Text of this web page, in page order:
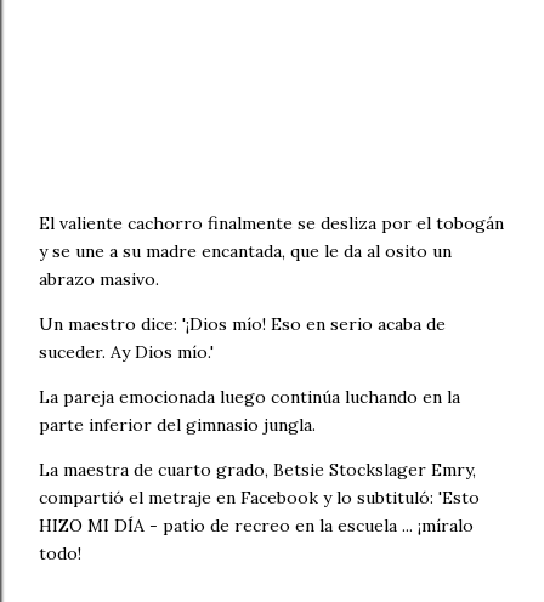
El valiente cachorro finalmente se desliza por el tobogán
y se une a su madre encantada, que le da al osito un
abrazo masivo.
Un maestro dice: '¡Dios mío! Eso en serio acaba de
suceder. Ay Dios mío.'
La pareja emocionada luego continúa luchando en la
parte inferior del gimnasio jungla.
La maestra de cuarto grado, Betsie Stockslager Emry,
compartió el metraje en Facebook y lo subtituló: 'Esto
HIZO MI DÍA - patio de recreo en la escuela ... ¡míralo
todo!